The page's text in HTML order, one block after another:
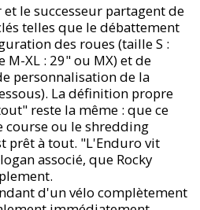
le successeur partagent de
telles que le débattement
des roues (taille S :
XL : 29" ou MX) et de
personnalisation de la
La définition propre
reste la même : que ce
ou le shredding
prêt à tout. "L'Enduro vit
associé, que Rocky
d'un vélo complètement